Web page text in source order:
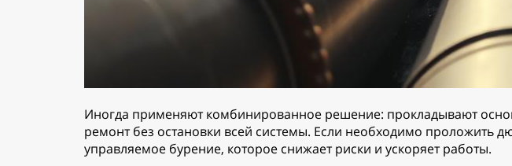
Иногда применяют комбинированное решение: прокладывают
ремонт без остановки всей системы. Если необходимо проложить
управляемое бурение, которое снижает риски и ускоряет работы.